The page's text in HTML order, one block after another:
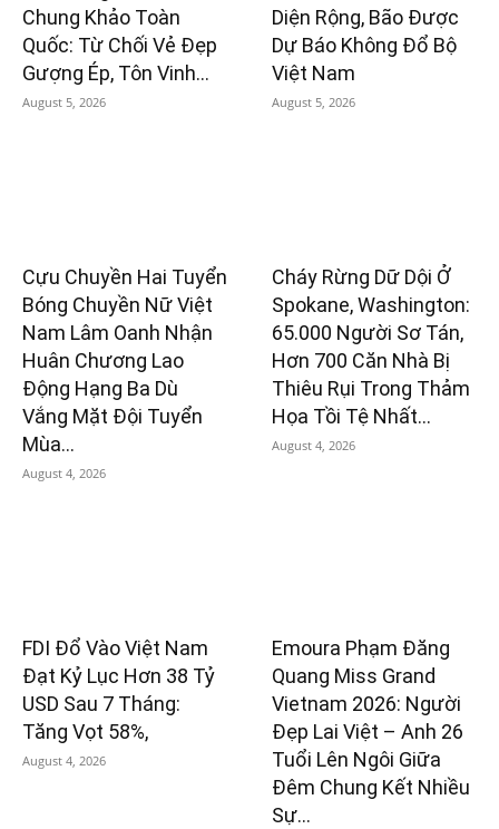
Chung Khảo Toàn
Quốc: Từ Chối Vẻ Đẹp
Gượng Ép, Tôn Vinh...
August 5, 2026
Diện Rộng, Bão Được
Dự Báo Không Đổ Bộ
Việt Nam
August 5, 2026
Cựu Chuyền Hai Tuyển
Bóng Chuyền Nữ Việt
Nam Lâm Oanh Nhận
Huân Chương Lao
Động Hạng Ba Dù
Vắng Mặt Đội Tuyển
Mùa...
August 4, 2026
Cháy Rừng Dữ Dội Ở
Spokane, Washington:
65.000 Người Sơ Tán,
Hơn 700 Căn Nhà Bị
Thiêu Rụi Trong Thảm
Họa Tồi Tệ Nhất...
August 4, 2026
FDI Đổ Vào Việt Nam
Đạt Kỷ Lục Hơn 38 Tỷ
USD Sau 7 Tháng:
Tăng Vọt 58%,
August 4, 2026
Emoura Phạm Đăng
Quang Miss Grand
Vietnam 2026: Người
Đẹp Lai Việt – Anh 26
Tuổi Lên Ngôi Giữa
Đêm Chung Kết Nhiều
Sự...